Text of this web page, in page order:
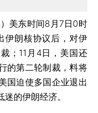
美东时间8月7日0时
伊朗核协议后，对伊
；11月4日，美国还
的第二轮制裁，料将
国迫使多国企业退出
的伊朗经济。